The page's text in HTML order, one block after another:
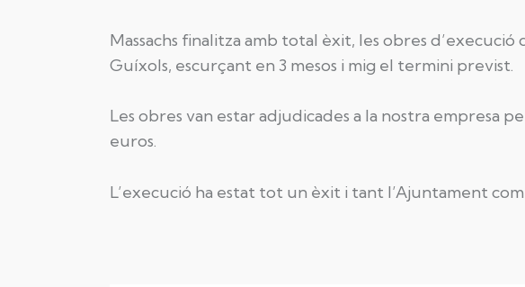
Massachs finalitza amb total èxit, les obres
Guíxols, escurçant en 3 mesos i mig el termini previst.
Les obres van estar adjudicades a la nostra empresa
euros.
L’execució ha estat tot un èxit i tant l’Ajuntament